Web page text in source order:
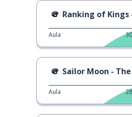
Ranking of
Aula 30
Sailor Moon - The
Aula 28